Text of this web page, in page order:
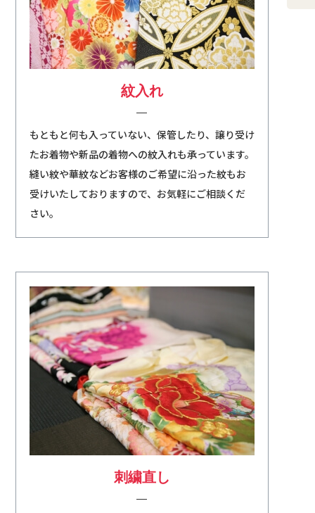
紋入れ
もともと何も入っていない、保管したり、譲り受け
たお着物や新品の着物への紋入れも承っています。
縫い紋や華紋などお客様のご希望に沿った紋もお
受けいたしておりますので、お気軽にご相談くだ
さい。
刺繍直し